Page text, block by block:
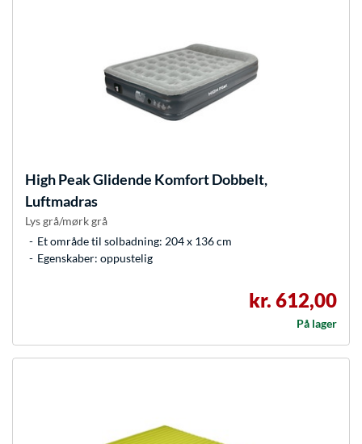
High PeakGlidende Komfort Dobbelt,
Luftmadras
Lys grå/mørk grå
Et område til solbadning: 204 x 136 cm
Egenskaber: oppustelig
kr. 612,00
På lager